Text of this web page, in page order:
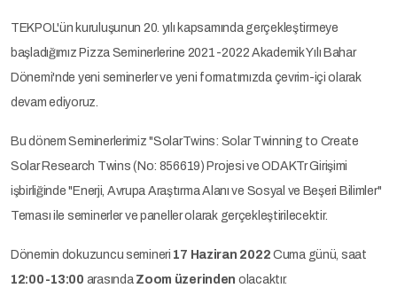
TEKPOL'ün kuruluşunun 20. yılı kapsamında gerçekleştirmeye
başladığımız Pizza Seminerlerine 2021-2022 Akademik Yılı Bahar
Dönemi'nde yeni seminerler ve yeni formatımızda çevrim-içi olarak
devam ediyoruz.
Bu dönem Seminerlerimiz "SolarTwins: Solar Twinning to Create
Solar Research Twins (No: 856619) Projesi ve ODAKTr Girişimi
işbirliğinde "Enerji, Avrupa Araştırma Alanı ve Sosyal ve Beşeri Bilimler"
Teması ile seminerler ve paneller olarak gerçekleştirilecektir.
Dönemin dokuzuncu semineri 17 Haziran 2022 Cuma günü, saat
12:00-13:00 arasında Zoom üzerinden olacaktır.